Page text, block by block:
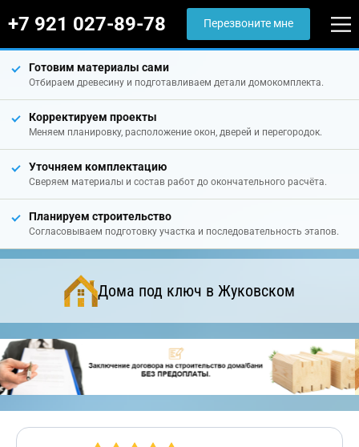
+7 921 027-89-78 Перезвоните мне
Готовим материалы сами
Отбираем древесину и подготавливаем детали домокомплекта.
Корректируем проекты
Меняем планировку, расположение окон, дверей и перегородок.
Уточняем комплектацию
Сверяем материалы и состав работ до окончательного расчёта.
Планируем строительство
Согласовываем подготовку участка и последовательность этапов.
Дома под ключ в Жуковском